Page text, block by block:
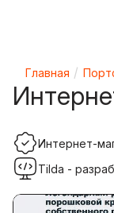
Главная
Интернет-
Tilda -